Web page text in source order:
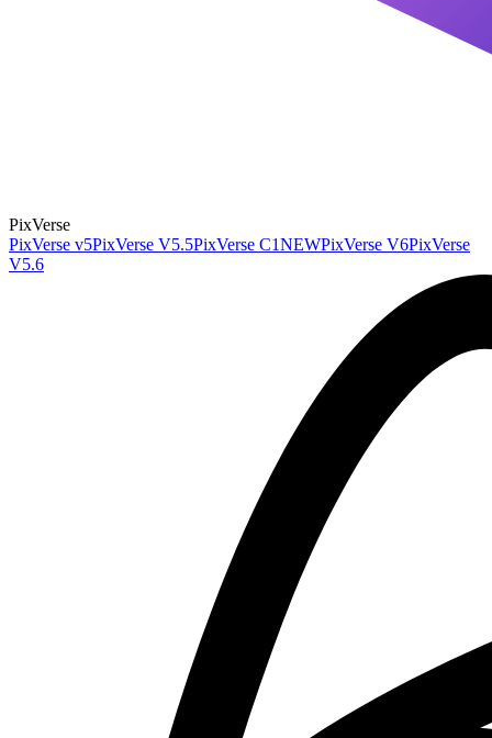
PixVerse
PixVerse v5PixVerse V5.5PixVerse C1NEWPixVerse V6PixVerse
V5.6